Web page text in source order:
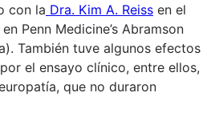
con la Dra. Kim A. Reiss en el
en Penn Medicine’s Abramson
También tuve algunos efectos
el ensayo clínico, entre ellos,
que no duraron